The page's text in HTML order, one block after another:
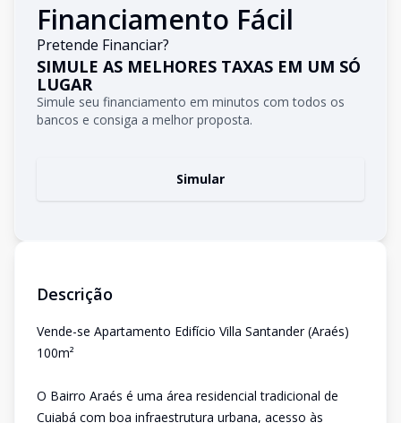
Financiamento Fácil
Pretende Financiar?
SIMULE AS MELHORES TAXAS EM UM SÓ
LUGAR
Simule seu financiamento em minutos com todos os
bancos e consiga a melhor proposta.
Simular
Descrição
Vende-se Apartamento Edifício Villa Santander (Araés)
100m²
O Bairro Araés é uma área residencial tradicional de
Cuiabá com boa infraestrutura urbana, acesso às